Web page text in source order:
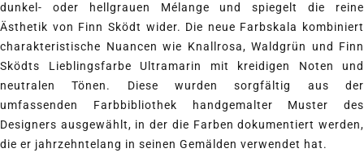
dunkel- oder hellgrauen Mélange und spiegelt die reine
Ästhetik von Finn Sködt wider. Die neue Farbskala kombiniert
charakteristische Nuancen wie Knallrosa, Waldgrün und Finn
Sködts Lieblingsfarbe Ultramarin mit kreidigen Noten und
neutralen Tönen. Diese wurden sorgfältig aus der
umfassenden Farbbibliothek handgemalter Muster des
Designers ausgewählt, in der die Farben dokumentiert werden,
die er jahrzehntelang in seinen Gemälden verwendet hat.